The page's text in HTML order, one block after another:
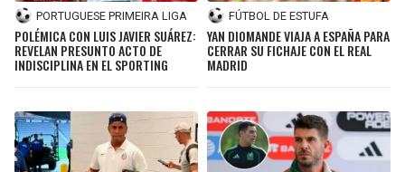
PORTUGUESE PRIMEIRA LIGA
POLÉMICA CON LUIS JAVIER SUÁREZ:
REVELAN PRESUNTO ACTO DE
INDISCIPLINA EN EL SPORTING
FÚTBOL DE ESTUFA
YAN DIOMANDE VIAJA A ESPAÑA PARA
CERRAR SU FICHAJE CON EL REAL
MADRID